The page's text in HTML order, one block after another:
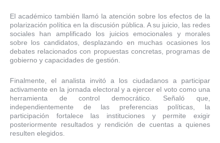
El académico también llamó la atención sobre los efectos de la
polarización política en la discusión pública. A su juicio, las redes
sociales han amplificado los juicios emocionales y morales
sobre los candidatos, desplazando en muchas ocasiones los
debates relacionados con propuestas concretas, programas de
gobierno y capacidades de gestión.
Finalmente, el analista invitó a los ciudadanos a participar
activamente en la jornada electoral y a ejercer el voto como una
herramienta de control democrático. Señaló que,
independientemente de las preferencias políticas, la
participación fortalece las instituciones y permite exigir
posteriormente resultados y rendición de cuentas a quienes
resulten elegidos.